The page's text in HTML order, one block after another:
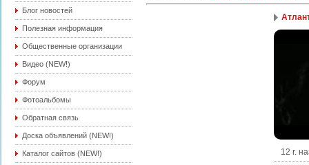
Блог новостей
Полезная информация
Общественные организации
Видео (NEW!)
Форум
Фотоальбомы
Обратная связь
Доска объявлений (NEW!)
Каталог сайтов (NEW!)
12 г.